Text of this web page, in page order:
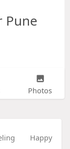
Pune
Photos
Happy